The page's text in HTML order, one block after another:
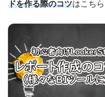
ドを作る際のコツはこち